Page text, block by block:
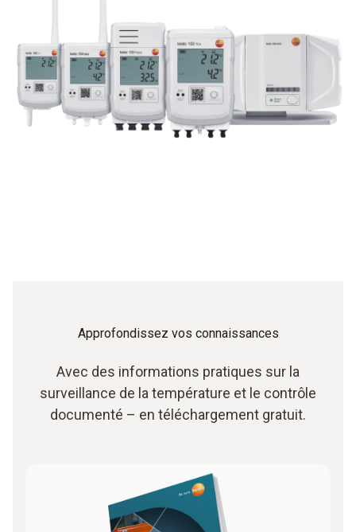
Approfondissez vos connaissances
Avec des informations pratiques sur la
surveillance de la température et le contrôle
documenté – en téléchargement gratuit.